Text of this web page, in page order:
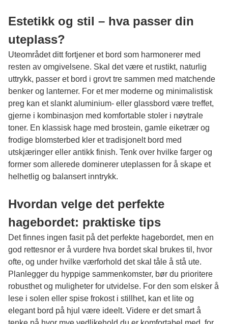
Estetikk og stil – hva passer din
uteplass?
Uteområdet ditt fortjener et bord som harmonerer med
resten av omgivelsene. Skal det være et rustikt, naturlig
uttrykk, passer et bord i grovt tre sammen med matchende
benker og lanterner. For et mer moderne og minimalistisk
preg kan et slankt aluminium- eller glassbord være treffet,
gjerne i kombinasjon med komfortable stoler i nøytrale
toner. En klassisk hage med brostein, gamle eiketrær og
frodige blomsterbed kler et tradisjonelt bord med
utskjæringer eller antikk finish. Tenk over hvilke farger og
former som allerede dominerer uteplassen for å skape et
helhetlig og balansert inntrykk.
Hvordan velge det perfekte
hagebordet: praktiske tips
Det finnes ingen fasit på det perfekte hagebordet, men en
god rettesnor er å vurdere hva bordet skal brukes til, hvor
ofte, og under hvilke værforhold det skal tåle å stå ute.
Planlegger du hyppige sammenkomster, bør du prioritere
robusthet og muligheter for utvidelse. For den som elsker å
lese i solen eller spise frokost i stillhet, kan et lite og
elegant bord på hjul være ideelt. Videre er det smart å